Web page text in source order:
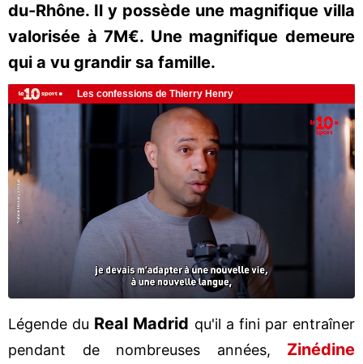
du-Rhône. Il y possède une magnifique villa
valorisée à 7M€. Une magnifique demeure
qui a vu grandir sa famille.
Légende du Real Madrid qu'il a fini par entraîner
pendant de nombreuses années,
Zinédine